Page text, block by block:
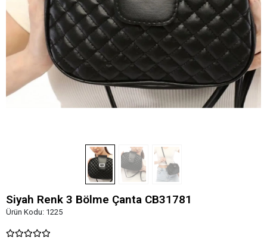
Siyah Renk 3 Bölme Çanta CB31781
Ürün Kodu: 1225